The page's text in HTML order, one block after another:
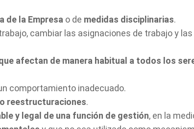
de la Empresa o de medidas disciplinarias.
cambiar las asignaciones de trabajo y
afectan de manera habitual a todos los
comportamiento inadecuado.
reestructuraciones.
y legal de una función de gestión, en la